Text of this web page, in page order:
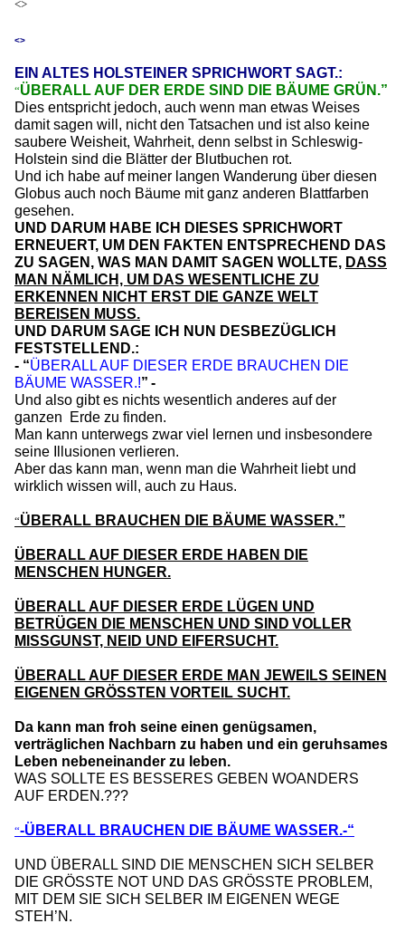
<>
<>
EIN ALTES HOLSTEINER SPRICHWORT SAGT.:
“ÜBERALL AUF DER ERDE SIND DIE BÄUME GRÜN.”
Dies entspricht jedoch, auch wenn man etwas Weises
damit sagen will, nicht den Tatsachen und ist also keine
saubere Weisheit, Wahrheit, denn selbst in Schleswig-
Holstein sind die Blätter der Blutbuchen rot.
Und ich habe auf meiner langen Wanderung über diesen
Globus auch noch Bäume mit ganz anderen Blattfarben
gesehen.
UND DARUM HABE ICH DIESES SPRICHWORT
ERNEUERT, UM DEN FAKTEN ENTSPRECHEND DAS
ZU SAGEN, WAS MAN DAMIT SAGEN WOLLTE, DASS
MAN NÄMLICH, UM DAS WESENTLICHE ZU
ERKENNEN NICHT ERST DIE GANZE WELT
BEREISEN MUSS.
UND DARUM SAGE ICH NUN DESBEZÜGLICH
FESTSTELLEND.:
- “ÜBERALL AUF DIESER ERDE BRAUCHEN DIE
BÄUME WASSER.!” -
Und also gibt es nichts wesentlich anderes auf der
ganzen Erde zu finden.
Man kann unterwegs zwar viel lernen und insbesondere
seine Illusionen verlieren.
Aber das kann man, wenn man die Wahrheit liebt und
wirklich wissen will, auch zu Haus.
“ÜBERALL BRAUCHEN DIE BÄUME WASSER.”
ÜBERALL AUF DIESER ERDE HABEN DIE
MENSCHEN HUNGER.
ÜBERALL AUF DIESER ERDE LÜGEN UND
BETRÜGEN DIE MENSCHEN UND SIND VOLLER
MISSGUNST, NEID UND EIFERSUCHT.
ÜBERALL AUF DIESER ERDE MAN JEWEILS SEINEN
EIGENEN GRÖSSTEN VORTEIL SUCHT.
Da kann man froh seine einen genügsamen,
verträglichen Nachbarn zu haben und ein geruhsames
Leben nebeneinander zu leben.
WAS SOLLTE ES BESSERES GEBEN WOANDERS
AUF ERDEN.???
“-ÜBERALL BRAUCHEN DIE BÄUME WASSER.-“
UND ÜBERALL SIND DIE MENSCHEN SICH SELBER
DIE GRÖSSTE NOT UND DAS GRÖSSTE PROBLEM,
MIT DEM SIE SICH SELBER IM EIGENEN WEGE
STEH’N.